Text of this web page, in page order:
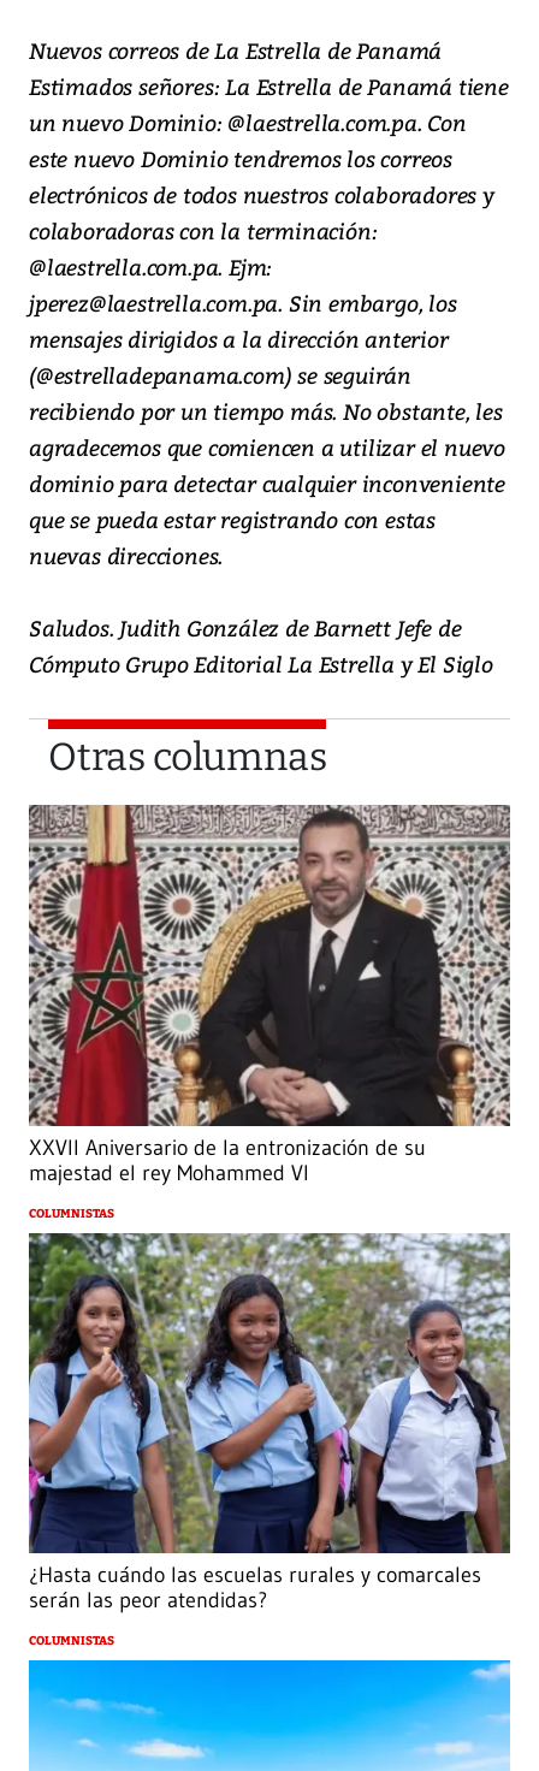
Nuevos correos de La Estrella de Panamá
Estimados señores: La Estrella de Panamá tiene
un nuevo Dominio: @laestrella.com.pa. Con
este nuevo Dominio tendremos los correos
electrónicos de todos nuestros colaboradores y
colaboradoras con la terminación:
@laestrella.com.pa. Ejm:
jperez@laestrella.com.pa. Sin embargo, los
mensajes dirigidos a la dirección anterior
(@estrelladepanama.com) se seguirán
recibiendo por un tiempo más. No obstante, les
agradecemos que comiencen a utilizar el nuevo
dominio para detectar cualquier inconveniente
que se pueda estar registrando con estas
nuevas direcciones.
Saludos. Judith González de Barnett Jefe de
Cómputo Grupo Editorial La Estrella y El Siglo
Otras columnas
XXVII Aniversario de la entronización de su
majestad el rey Mohammed VI
COLUMNISTAS
¿Hasta cuándo las escuelas rurales y comarcales
serán las peor atendidas?
COLUMNISTAS